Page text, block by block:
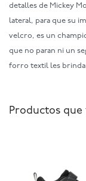
detalles de Mickey
lateral, para que su
velcro, es un
que no paran ni un
forro textil les
Productos